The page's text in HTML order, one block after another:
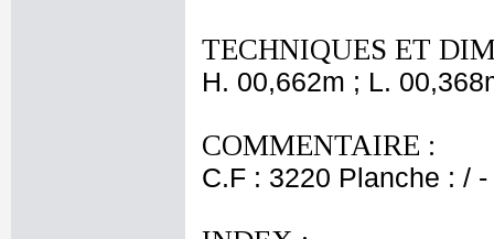
TECHNIQUES ET
H. 00,662m ; L.
COMMENTAIRE :
C.F : 3220 Planche : /